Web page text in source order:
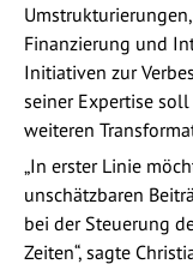
Finanzierung und
Initiativen zur
seiner Expertise
weiteren
„In erster Linie
unschätzbaren
bei der Steuerung
Zeiten“, sagte